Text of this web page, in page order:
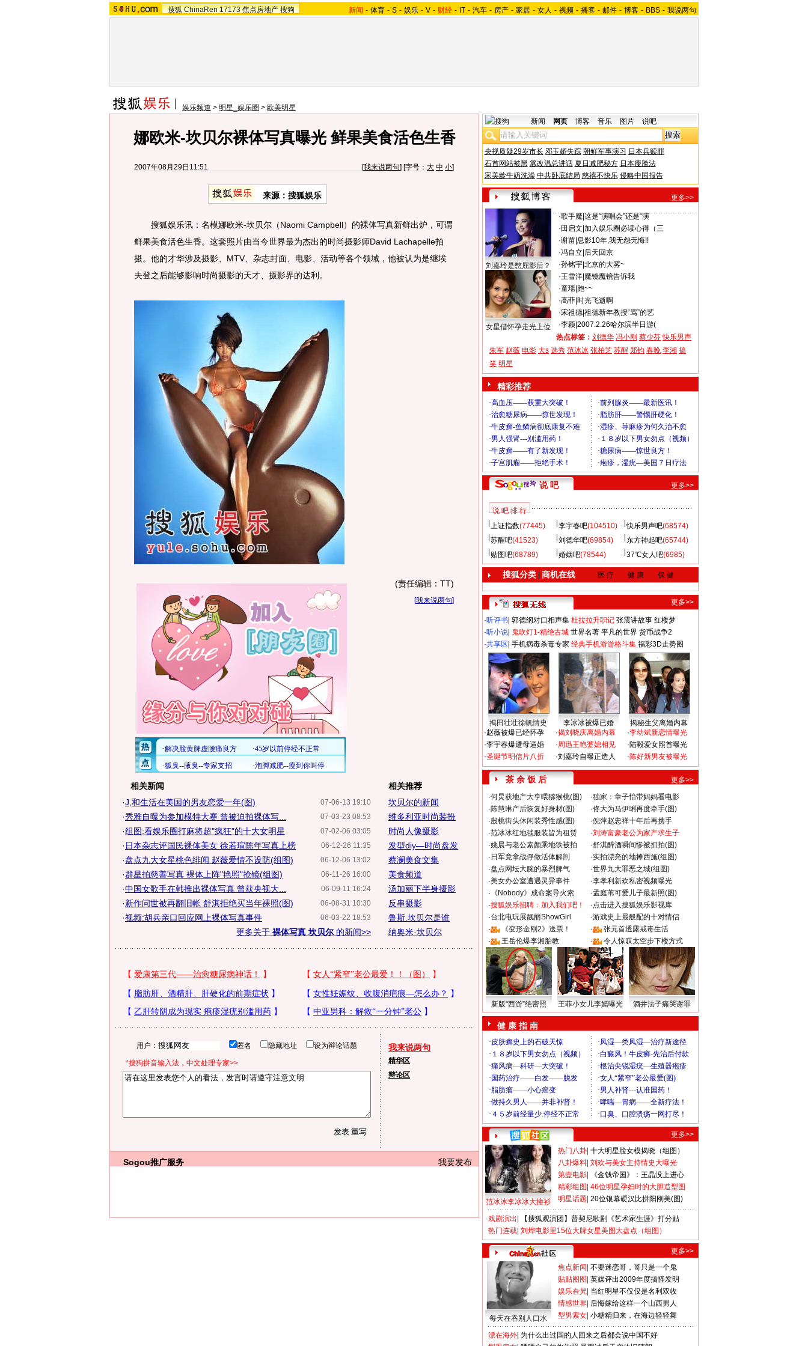
搜狐 ChinaRen 17173 焦点房地产 搜狗 新闻 - 体育 - S - 娱乐 - V - 财经 - IT - 汽车 - 房产 - 家居 - 女人 - 视频 - 播客 - 邮件 - 博客 - BBS - 我说两句
娱乐频道 > 明星_娱乐圈 > 欧美明星
娜欧米-坎贝尔裸体写真曝光 鲜果美食活色生香
2007年08月29日11:51 [我来说两句] [字号： 大 中 小]
来源：搜狐娱乐
搜狐娱乐讯：名模娜欧米-坎贝尔（Naomi Campbell）的裸体写真新鲜出炉，可谓
鲜果美食活色生香。这套照片由当今世界最为杰出的时尚摄影师David Lachapelle拍
摄。他的才华涉及摄影、MTV、杂志封面、电影、活动等各个领域，他被认为是继埃
夫登之后能够影响时尚摄影的天才、摄影界的达利。
(责任编辑：TT)
[我来说两句]
相关新闻
07-06-13 19:10
·J,和生活在美国的男友恋爱一年(图)
07-03-23 08:53
·秀雅自曝为参加模特大赛 曾被迫拍裸体写...
07-02-06 03:05
·组图:看娱乐圈打麻将超"疯狂"的十大女明星
06-12-26 11:35
· 日本杂志评国民裸体美女 徐若瑄陈年写真上榜
06-12-06 13:02
·盘点九大女星桃色绯闻 赵薇爱情不设防(组图)
06-11-26 16:00
·群星拍慈善写真 裸体上阵"艳照"抢镜(组图)
06-09-11 16:24
·中国女歌手在韩推出裸体写真 曾获央视大...
06-08-31 10:30
·新作问世被再翻旧帐 舒淇拒绝买当年裸照(图)
06-03-22 18:53
·视频:胡兵亲口回应网上裸体写真事件
更多关于 裸体写真 坎贝尔 的新闻>>
相关推荐
坎贝尔的新闻
维多利亚时尚装扮
时尚人像摄影
发型diy—时尚盘发
蔡澜美食文集
美食频道
汤加丽下半身摄影
反串摄影
鲁斯.坎贝尔是谁
纳奥米·坎贝尔
用户： 匿名 隐藏地址 设为辩论话题
*搜狗拼音输入法，中文处理专家>>
我来说两句
精华区
辩论区
我要发布
Sogou推广服务
新闻 网页 博客 音乐 图片 说吧
央视质疑29岁市长 邓玉娇失踪 朝鲜军事演习 日本兵赎罪
石首网站被黑 篡改温总讲话 夏日减肥秘方 日本瘦脸法
宋美龄牛奶洗澡 中共卧底结局 慈禧不快乐 侵略中国报告
更多>>
刘嘉玲是憋屈影后？
女星借怀孕走光上位
·歌手魔| 这是“演唱会”还是“演
· 田启文 加入娱乐圈必读心得（三
·谢苗| 息影10年,我无怨无悔!!
·冯自立 后天回京
·孙铭宇| 北京的大雾~
·王雪洋| 魔镜魔镜告诉我
·童瑶| 跑~~
·高菲| 时光飞逝啊
·宋祖德| 祖德新年教授“骂”的艺
·李颖| 2007.2.26哈尔滨半日游(
热点标签： 刘德华 冯小刚 蔡少芬 快乐男声
朱军 赵薇 电影 大s 选秀 范冰冰 张柏芝 苏醒 郑钧 春晚 李湘 搞
笑 明星
精彩推荐
说 吧 更多>>
说 吧 排 行
上证指数(77445) 李宇春吧(104510) 快乐男声吧(68574)
苏醒吧(41523) 刘德华吧(69854) 东方神起吧(65744)
贴图吧(68789) 婚姻吧(78544) 37℃女人吧(6985)
搜狐分类| 商机在线 医 疗 健 康 保 健
更多>>
·听评书 郭德纲对口相声集 杜拉拉升职记 张震讲故事 红楼梦
·听小说 鬼吹灯1-精绝古城 世界名著 平凡的世界 货币战争2
·共享区 手机病毒杀毒专家 经典手机游游格斗集 福彩3D走势图
揭田壮壮徐帆情史 李冰冰被爆已婚
揭秘生父离婚内幕
·赵薇被爆已经怀孕
·李宇春爆遭母逼婚
·圣诞节明信片八折
·揭刘晓庆离婚内幕
·周迅王艳婆媳相见
·刘嘉玲自曝正造人
·李幼斌新恋情曝光
·陆毅爱女照首曝光
·陈好新男友被曝光
茶 余 饭 后
更多>>
·何炅获地产大亨喂猕猴桃(图) ·独家：章子怡带妈妈看电影
·陈慧琳产后恢复好身材(图) ·佟大为马伊琍再度牵手(图)
·殷桃街头休闲装秀性感(图) ·倪萍赵忠祥十年后再携手
·范冰冰红地毯服装皆为租赁 ·刘涛富豪老公为家产求生子
·姚晨与老公素颜乘地铁被拍 ·舒淇醉酒瞬间惨被抓拍(图)
· 日军竟拿战俘做活体解剖 ·实拍漂亮的地摊西施(组图)
·盘点网坛大腕的暴烈脾气 ·世界九大罪恶之城(组图)
·美女办公室遭遇灵异事件 ·李孝利新欢私密视频曝光
· 《Nobody》成命案导火索 ·孟庭苇可爱儿子最新照(图)
·搜狐娱乐招聘：加入我们吧！ ·点击进入搜狐娱乐影视库
·台北电玩展靓丽ShowGirl ·游戏史上最般配的十对情侣
·
《变形金刚2》送票！ ·
张元首透露戒毒生活
·
王岳伦爆李湘胎教 · 令人惊叹太空步下楼方式
新版“西游”绝密照 王菲小女儿李嫣曝光 酒井法子痛哭谢罪
健 康 指 南
更多>>
范冰冰李冰冰大撞衫
热门八卦 十大明星脸女模揭晓（组图）
八卦爆料 刘欢与美女主持情史大曝光
第壹电影
《金钱帝国》：王晶没上进心
精彩组图 46位明星孕妇时的大胆造型图
明星话题 20位银幕硬汉比拼阳刚美(图)
戏剧演出
【搜狐观演团】普契尼歌剧《艺术家生涯》打分贴
热门连载 刘烨电影里15位大牌女星美图大盘点（组图）
更多>>
每天在吞别人口水
焦点新闻 不要迷恋哥，哥只是一个鬼
贴贴图图 英媒评出2009年度搞怪发明
娱乐旮旯 当红明星不仅仅是名利双收
情感世界 后悔嫁给这样一个山西男人
型男索女 小糖精归来，在海边轻轻舞
漂在海外 为什么出过国的人回来之后都会说中国不好